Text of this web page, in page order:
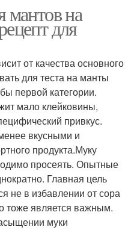
мантов на
для
от качества основного
для теста на манты
первой категории.
мало клейковины,
привкус.
вкусными и
продукта.Муку
просеять. Опытные
Главная цель
не в избавлении от сора
тоже является важным.
муки